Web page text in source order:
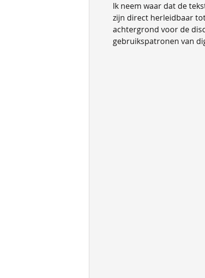
Ik neem waar dat de
zijn direct herleidbaar
achtergrond voor de
gebruikspatronen van